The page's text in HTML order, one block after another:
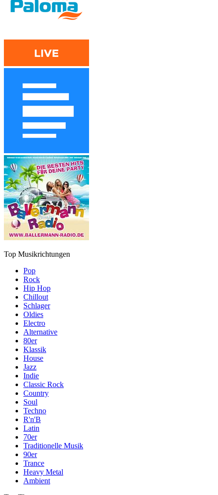
Top Musikrichtungen
Pop
Rock
Hip Hop
Chillout
Schlager
Oldies
Electro
Alternative
80er
Klassik
House
Jazz
Indie
Classic Rock
Country
Soul
Techno
R'n'B
Latin
70er
Traditionelle Musik
90er
Trance
Heavy Metal
Ambient